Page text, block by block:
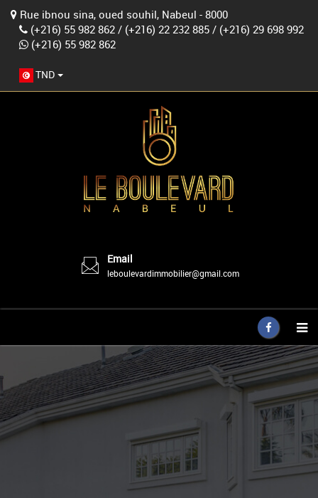
Rue ibnou sina, oued souhil, Nabeul - 8000
(+216) 55 982 862 / (+216) 22 232 885 / (+216) 29 698 992
(+216) 55 982 862
TND
Email
leboulevardimmobilier@gmail.com